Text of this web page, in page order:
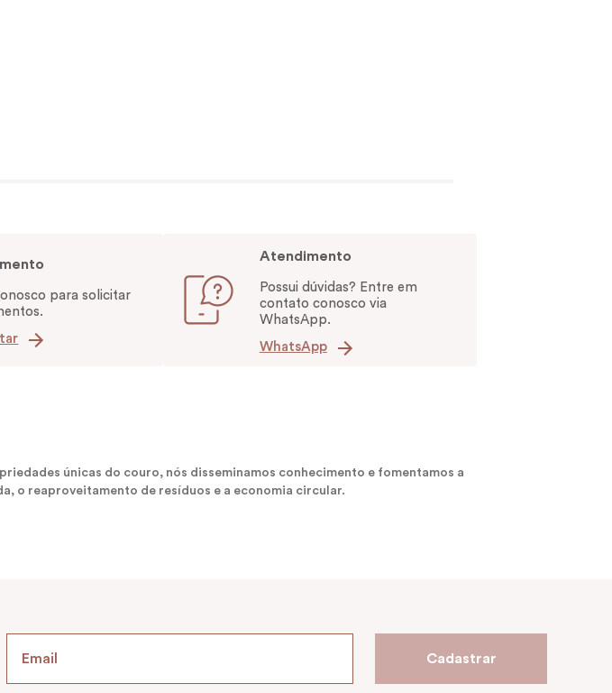
para solicitar
Atendimento
Possui dúvidas? Entre em
contato conosco via
WhatsApp.
WhatsApp
únicas do couro, nós disseminamos conhecimento e fomentamos a
o reaproveitamento de resíduos e a economia circular.
Cadastrar